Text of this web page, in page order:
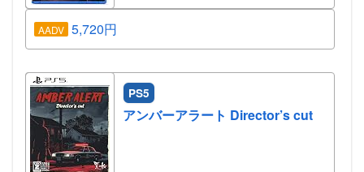
AADV 5,720円
PS5
アンバーアラート Director’s cut